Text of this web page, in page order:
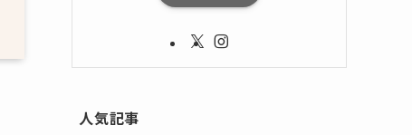
人気記事